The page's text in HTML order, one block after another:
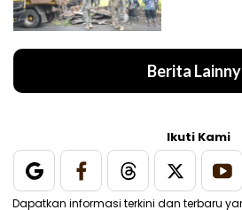
Berita
Ikuti Kami
Dapatkan informasi terkini dan terbaru